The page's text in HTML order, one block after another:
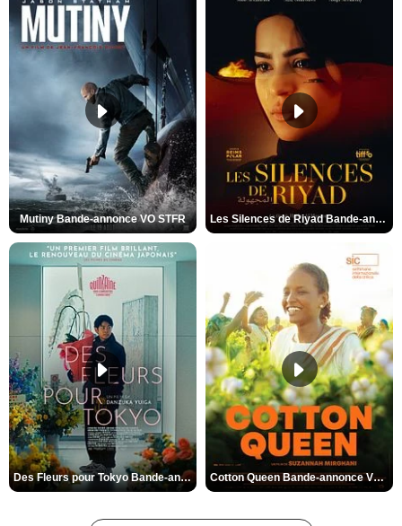
Mutiny Bande-annonce VO STFR Les Silences de Riyad Bande-annonce VO STFR
Des Fleurs pour Tokyo Bande-annonce VO STFR Cotton Queen Bande-annonce VO STFR